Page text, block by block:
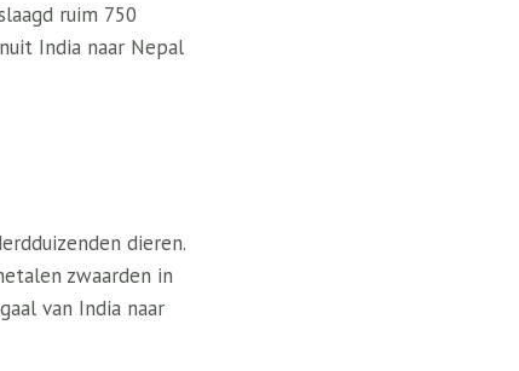
ruim 750
India naar Nepal
dieren.
zwaarden in
van India naar